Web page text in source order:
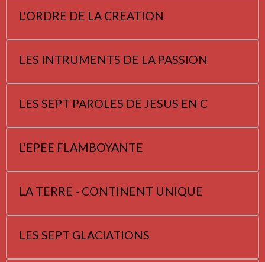
L'ORDRE DE LA CREATION
LES INTRUMENTS DE LA PASSION
LES SEPT PAROLES DE JESUS EN C
L'EPEE FLAMBOYANTE
LA TERRE - CONTINENT UNIQUE
LES SEPT GLACIATIONS